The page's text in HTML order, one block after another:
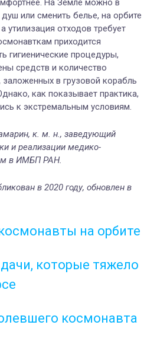
На Земле можно в
или сменить белье, на орбите
утилизация отходов требует
приходится
гигиенические процедуры,
средств и количество
в грузовой корабль
как показывает практика,
к экстремальным условиям.
к. м. н., заведующий
и реализации медико-
в ИМБП РАН.
в 2020 году, обновлен в
на орбите
которые тяжело
космонавта